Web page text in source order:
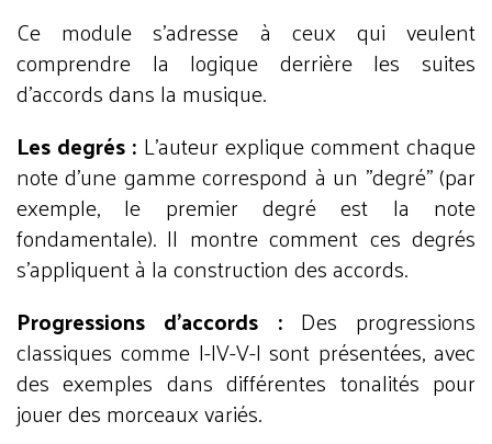
Ce module s’adresse à ceux qui veulent
comprendre la logique derrière les suites
d’accords dans la musique.
Les degrés : L’auteur explique comment chaque
note d’une gamme correspond à un "degré" (par
exemple, le premier degré est la note
fondamentale). Il montre comment ces degrés
s'appliquent à la construction des accords.
Progressions d’accords :Des progressions
classiques comme I-IV-V-I sont présentées, avec
des exemples dans différentes tonalités pour
jouer des morceaux variés.